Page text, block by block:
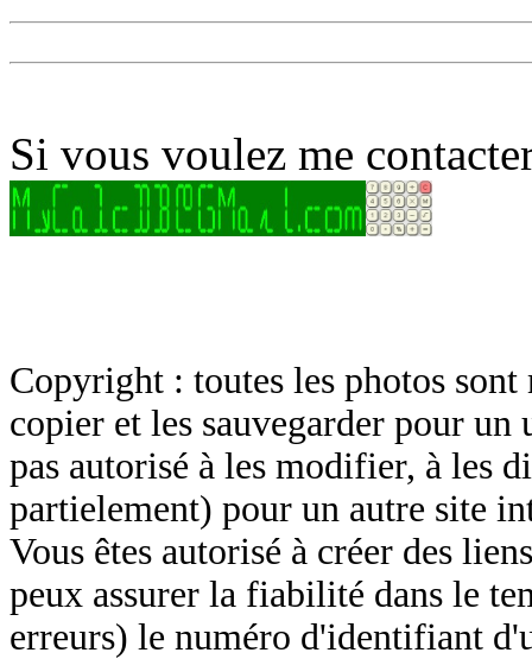
Si vous voulez me
Copyright : toutes les photos sont
copier et les sauvegarder pour un
pas autorisé à les modifier, à les
partielement) pour un autre site
Vous êtes autorisé à créer des
peux assurer la fiabilité dans le
erreurs) le numéro d'identifiant